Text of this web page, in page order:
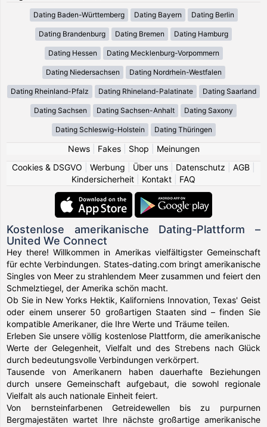
Dating Baden-Württemberg Dating Bayern Dating Berlin
Dating Brandenburg Dating Bremen Dating Hamburg
Dating Hessen Dating Mecklenburg-Vorpommern
Dating Niedersachsen Dating Nordrhein-Westfalen
Dating Rheinland-Pfalz Dating Rhineland-Palatinate Dating Saarland
Dating Sachsen Dating Sachsen-Anhalt Dating Saxony
Dating Schleswig-Holstein Dating Thüringen
News| Fakes| Shop
Meinungen
Cookies & DSGVO
Werbung Über uns Datenschutz AGB
Kindersicherheit
Kontakt FAQ
Kostenlose amerikanische Dating-Plattform –
United We Connect
Hey there! Willkommen in Amerikas vielfältigster Gemeinschaft
für echte Verbindungen. States-dating.com bringt amerikanische
Singles von Meer zu strahlendem Meer zusammen und feiert den
Schmelztiegel, der Amerika schön macht.
Ob Sie in New Yorks Hektik, Kaliforniens Innovation, Texas' Geist
oder einem unserer 50 großartigen Staaten sind – finden Sie
kompatible Amerikaner, die Ihre Werte und Träume teilen.
Erleben Sie unsere völlig kostenlose Plattform, die amerikanische
Werte der Gelegenheit, Vielfalt und des Strebens nach Glück
durch bedeutungsvolle Verbindungen verkörpert.
Tausende von Amerikanern haben dauerhafte Beziehungen
durch unsere Gemeinschaft aufgebaut, die sowohl regionale
Vielfalt als auch nationale Einheit feiert.
Von bernsteinfarbenen Getreidewellen bis zu purpurnen
Bergmajestäten wartet Ihre nächste großartige amerikanische